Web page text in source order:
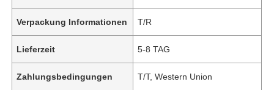
Verpackung Informationen T/R
Lieferzeit 5-8 TAG
Zahlungsbedingungen T/T, Western Union